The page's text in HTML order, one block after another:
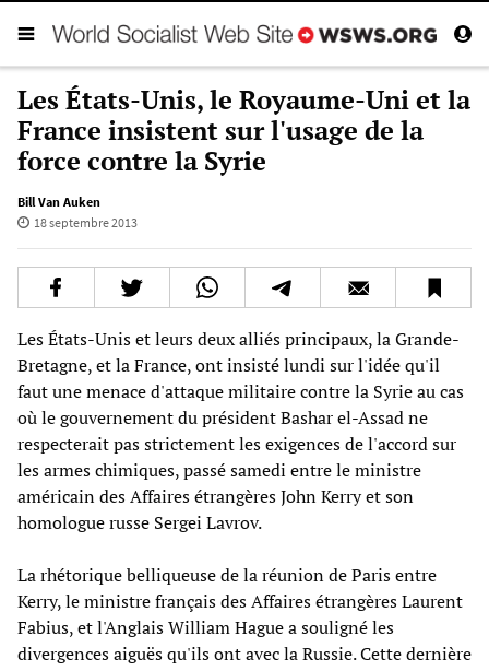
Les États-Unis, le Royaume-Uni et la
France insistent sur l'usage de la
force contre la Syrie
Bill Van Auken
18 septembre 2013
Les États-Unis et leurs deux alliés principaux, la Grande-
Bretagne, et la France, ont insisté lundi sur l'idée qu'il
faut une menace d'attaque militaire contre la Syrie au cas
où le gouvernement du président Bashar el-Assad ne
respecterait pas strictement les exigences de l'accord sur
les armes chimiques, passé samedi entre le ministre
américain des Affaires étrangères John Kerry et son
homologue russe Sergei Lavrov.
La rhétorique belliqueuse de la réunion de Paris entre
Kerry, le ministre français des Affaires étrangères Laurent
Fabius, et l'Anglais William Hague a souligné les
divergences aiguës qu'ils ont avec la Russie. Cette dernière